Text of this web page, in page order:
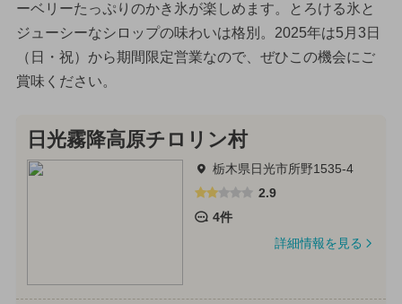
ーベリーたっぷりのかき氷が楽しめます。とろける氷と
ジューシーなシロップの味わいは格別。2025年は5月3日
（日・祝）から期間限定営業なので、ぜひこの機会にご
賞味ください。
日光霧降高原チロリン村
栃木県日光市所野1535-4
2.9
4件
詳細情報を見る